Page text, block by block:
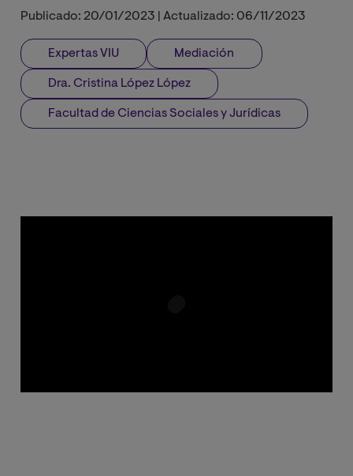
Publicado: 20/01/2023 Actualizado: 06/11/2023
Expertas VIU Mediación
Dra. Cristina López López
Facultad de Ciencias Sociales y Jurídicas